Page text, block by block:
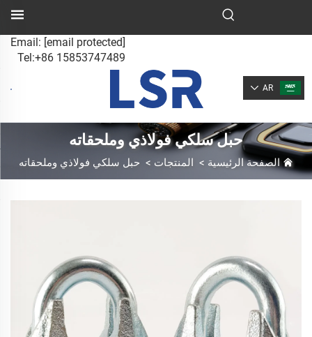
Email: [email protected]
Tel:+86 15853747489
AR
حبل سلكي فولاذي وملحقاته
الصفحة الرئيسية > المنتجات > حبل سلكي فولاذي وملحقاته